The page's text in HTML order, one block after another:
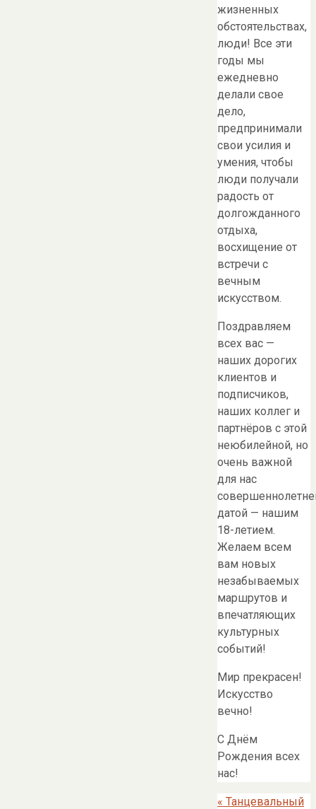
жизненных
обстоятельствах,
люди! Все эти
годы мы
ежедневно
делали свое
дело,
предпринимали
свои усилия и
умения, чтобы
люди получали
радость от
долгожданного
отдыха,
восхищение от
встречи с
вечным
искусством.
Поздравляем
всех вас —
наших дорогих
клиентов и
подписчиков,
наших коллег и
партнёров с этой
неюбилейной, но
очень важной
для нас
датой — нашим
18-летием.
Желаем всем
вам новых
незабываемых
маршрутов и
впечатляющих
культурных
событий!
Мир прекрасен!
Искусство
вечно!
С Днём
Рождения всех
нас!
« Танцевальный